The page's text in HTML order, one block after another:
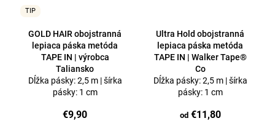
TIP
GOLD HAIR obojstranná
lepiaca páska metóda
TAPE IN | výrobca
Taliansko
Dĺžka pásky: 2,5 m | šírka
pásky: 1 cm
€9,90
Ultra Hold obojstranná
lepiaca páska metóda
TAPE IN | Walker Tape®
Co
Dĺžka pásky: 2,5 m | šírka
pásky: 1 cm
od€11,80